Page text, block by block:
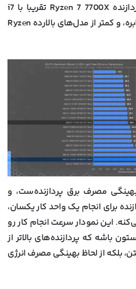
مصرف تک‌هسته‌ای پردازنده Ryzen 7 7700X تقریبا با i7
13700K و i7 12700K برابره، و کمتر از مدل‌های بالارده Ryzen
مصرف برق پردازنده‌ست، و
برای انجام یک واحد کار یکسان،
این نمودار سرعت انجام کار رو
باشه که پردازنده‌های بالاتر از
بلکه از لحاظ بهینگی مصرف انرژی